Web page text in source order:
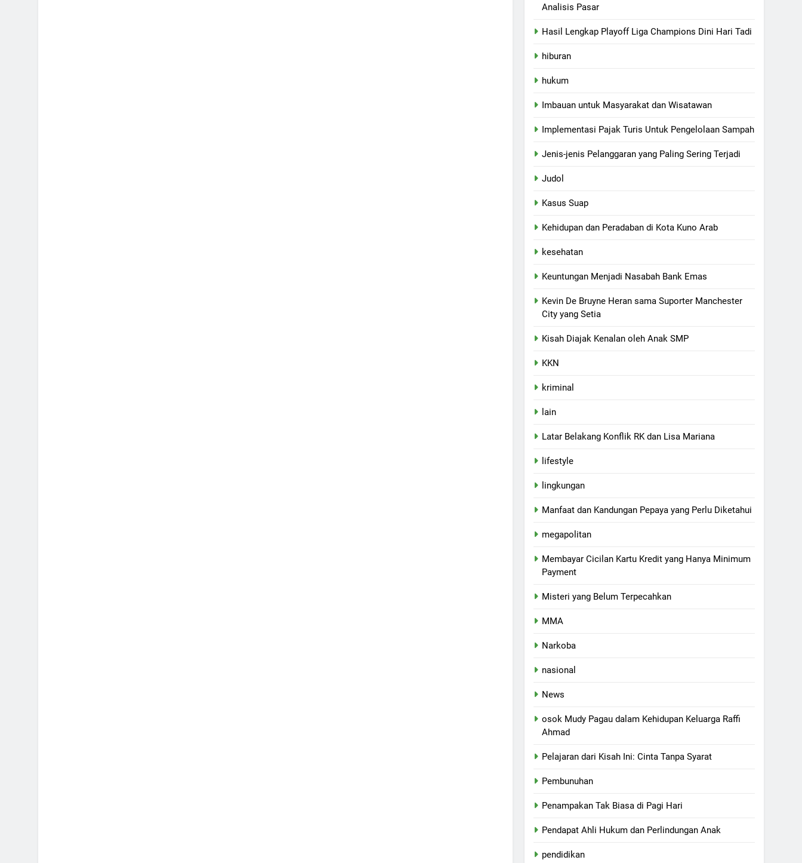
Analisis Pasar
Hasil Lengkap Playoff Liga Champions Dini Hari Tadi
hiburan
hukum
Imbauan untuk Masyarakat dan Wisatawan
Implementasi Pajak Turis Untuk Pengelolaan Sampah
Jenis-jenis Pelanggaran yang Paling Sering Terjadi
Judol
Kasus Suap
Kehidupan dan Peradaban di Kota Kuno Arab
kesehatan
Keuntungan Menjadi Nasabah Bank Emas
Kevin De Bruyne Heran sama Suporter Manchester
City yang Setia
Kisah Diajak Kenalan oleh Anak SMP
KKN
kriminal
lain
Latar Belakang Konflik RK dan Lisa Mariana
lifestyle
lingkungan
Manfaat dan Kandungan Pepaya yang Perlu Diketahui
megapolitan
Membayar Cicilan Kartu Kredit yang Hanya Minimum
Payment
Misteri yang Belum Terpecahkan
MMA
Narkoba
nasional
News
osok Mudy Pagau dalam Kehidupan Keluarga Raffi
Ahmad
Pelajaran dari Kisah Ini: Cinta Tanpa Syarat
Pembunuhan
Penampakan Tak Biasa di Pagi Hari
Pendapat Ahli Hukum dan Perlindungan Anak
pendidikan